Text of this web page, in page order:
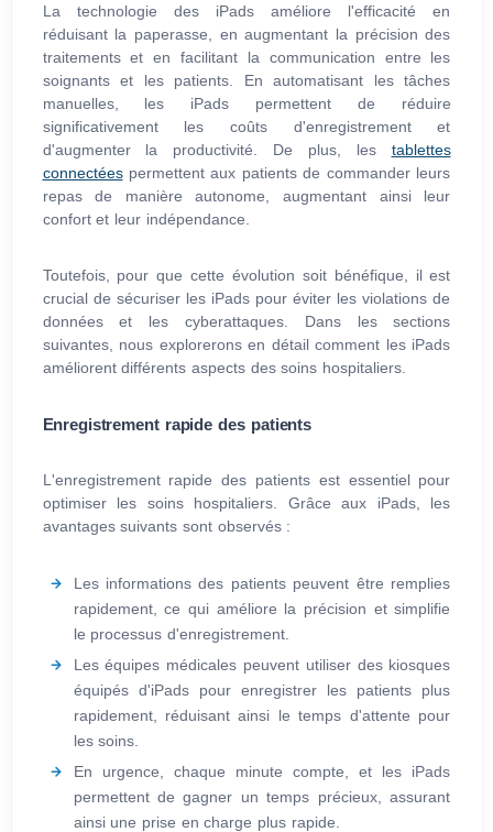
La technologie des iPads améliore l'efficacité en
réduisant la paperasse, en augmentant la précision des
traitements et en facilitant la communication entre les
soignants et les patients. En automatisant les tâches
manuelles, les iPads permettent de réduire
significativement les coûts d'enregistrement et
d'augmenter la productivité. De plus, les tablettes
connectéespermettent aux patients de commander leurs
repas de manière autonome, augmentant ainsi leur
confort et leur indépendance.
Toutefois, pour que cette évolution soit bénéfique, il est
crucial de sécuriser les iPads pour éviter les violations de
données et les cyberattaques. Dans les sections
suivantes, nous explorerons en détail comment les iPads
améliorent différents aspects des soins hospitaliers.
Enregistrement rapide des patients
L'enregistrement rapide des patients est essentiel pour
optimiser les soins hospitaliers. Grâce aux iPads, les
avantages suivants sont observés :
Les informations des patients peuvent être remplies
rapidement, ce qui améliore la précision et simplifie
le processus d'enregistrement.
Les équipes médicales peuvent utiliser des kiosques
équipés d'iPads pour enregistrer les patients plus
rapidement, réduisant ainsi le temps d'attente pour
les soins.
En urgence, chaque minute compte, et les iPads
permettent de gagner un temps précieux, assurant
ainsi une prise en charge plus rapide.